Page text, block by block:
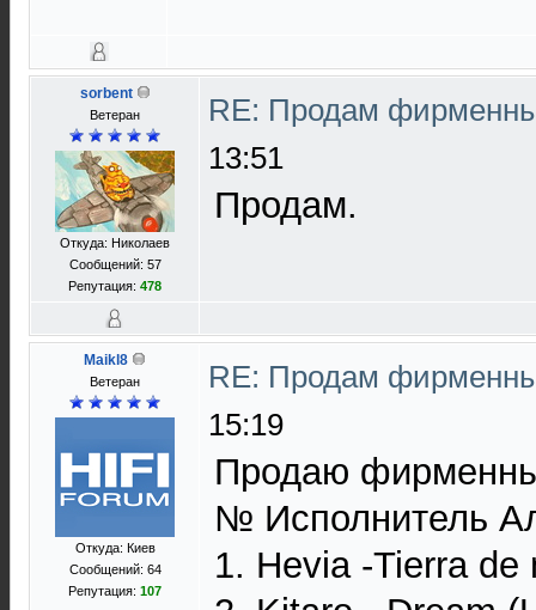
sorbent
Ветеран
Откуда: Николаев
Сообщений: 57
Репутация: 478
RE: Продам
13:51
Продам.
Maikl8
Ветеран
Откуда: Киев
Сообщений: 64
Репутация: 107
RE: Продам
15:19
Продаю
№ Исполнитель
1. Hevia -Tierra de